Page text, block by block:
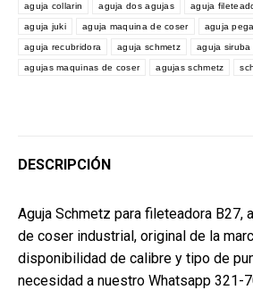
aguja collarin aguja dos agujas aguja
aguja juki aguja maquina de coser aguja
aguja recubridora aguja schmetz aguja siruba
agujas maquinas de coser agujas schmetz
DESCRIPCIÓN
Aguja Schmetz para fileteadora B27,
de coser industrial, original de la
disponibilidad de calibre y tipo de
necesidad a nuestro Whatsapp 321-